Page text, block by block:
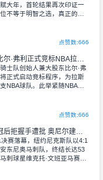
大年，首轮结果再次印证一
不等于明智之选，真正的差
点赞数:666
金骑士老板比尔·弗利正式竞标NBA拉斯维加斯扩军席位
士队创始人兼大股东比尔·弗
正式启动竞标程序，为拉斯
NBA球队。此举紧随NBA董
点赞数:666
文班亚马丢冠后拒握手遭批 奥尼尔建议其加强对抗
赛落幕，纽约尼克斯队以4:1
东尼奥马刺队，终结长达53
刺球星维克托·文班亚马赛后